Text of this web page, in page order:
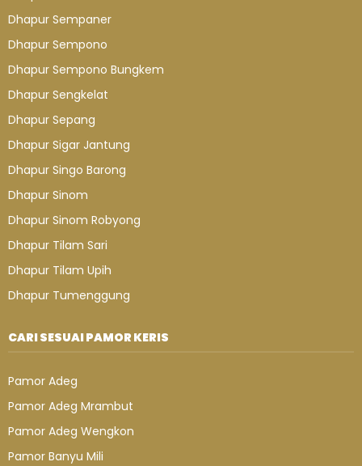
Dhapur Sempaner
Dhapur Sempono
Dhapur Sempono Bungkem
Dhapur Sengkelat
Dhapur Sepang
Dhapur Sigar Jantung
Dhapur Singo Barong
Dhapur Sinom
Dhapur Sinom Robyong
Dhapur Tilam Sari
Dhapur Tilam Upih
Dhapur Tumenggung
CARI SESUAI PAMOR KERIS
Pamor Adeg
Pamor Adeg Mrambut
Pamor Adeg Wengkon
Pamor Banyu Mili